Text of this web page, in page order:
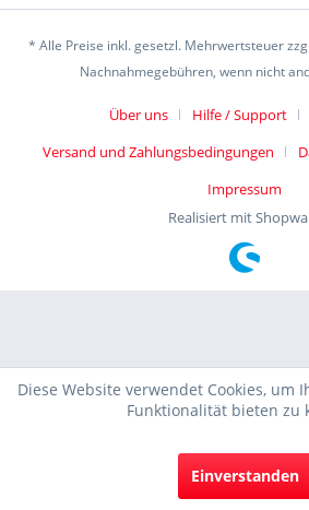
* Alle Preise inkl. gesetzl. Mehrwertsteuer
Nachnahmegebühren, wenn nicht
Über uns Hilfe / Support
Versand und Zahlungsbedingungen
Impressum
Realisiert mit
Diese Website verwendet Cookies, um
Funktionalität bieten zu
Einverstanden